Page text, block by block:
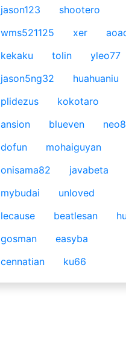
jason123
shootero
wms521125
xer
kekaku
tolin
yleo77
jason5ng32
huahuaniu
plidezus
kokotaro
ansion
blueven
dofun
mohaiguyan
onisama82
javabeta
mybudai
unloved
lecause
beatlesan
gosman
easyba
cennatian
ku66